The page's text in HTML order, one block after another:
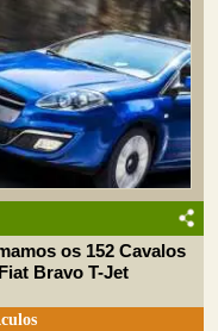
os 152 Cavalos
Bravo T-Jet